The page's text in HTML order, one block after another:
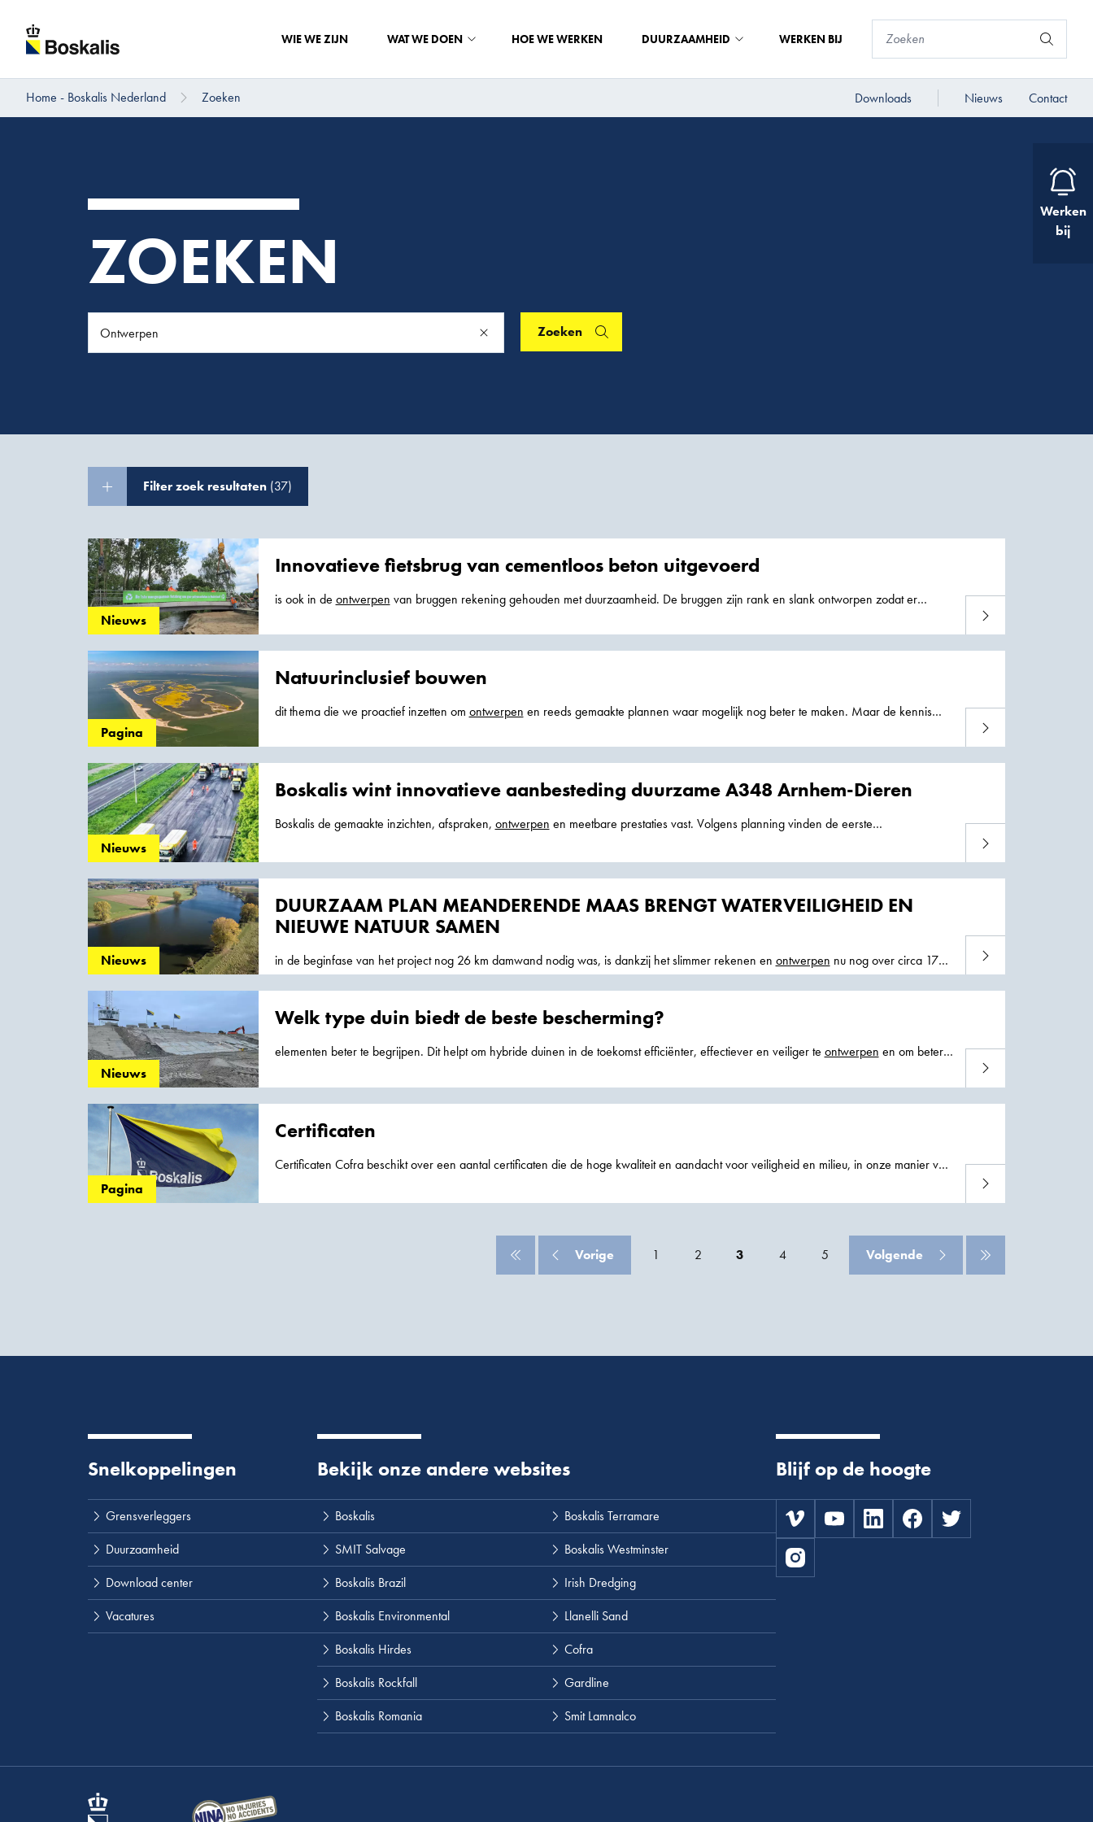
WIE WE ZIJN WAT WE DOEN HOE WE WERKEN DUURZAAMHEID WERKEN BIJ
Home - Boskalis Nederland Zoeken Downloads Nieuws Contact
ZOEKEN
Zoeken
Werken
bij
Filter zoek resultaten (37)
Nieuws
Innovatieve fietsbrug van cementloos beton uitgevoerd
is ook in de ontwerpen van bruggen rekening gehouden met duurzaamheid. De bruggen zijn rank en slank ontworpen zodat er
Lees meer
Pagina
Natuurinclusief bouwen
dit thema die we proactief inzetten om ontwerpen en reeds gemaakte plannen waar mogelijk nog beter te maken. Maar de kennis
Lees meer
Nieuws
Boskalis wint innovatieve aanbesteding duurzame A348 Arnhem-Dieren
Boskalis de gemaakte inzichten, afspraken, ontwerpen en meetbare prestaties vast. Volgens planning vinden de eerste
Lees meer
Nieuws
DUURZAAM PLAN MEANDERENDE MAAS BRENGT WATERVEILIGHEID EN
NIEUWE NATUUR SAMEN
in de beginfase van het project nog 26 km damwand nodig was, is dankzij het slimmer rekenen en ontwerpen nu nog over circa 17
km lengte een damwandscherm
Lees meer
Nieuws
Welk type duin biedt de beste bescherming?
elementen beter te begrijpen. Dit helpt om hybride duinen in de toekomst efficiënter, effectiever en veiliger te ontwerpen en om beter
Lees meer
Pagina
Certificaten
Certificaten Cofra beschikt over een aantal certificaten die de hoge kwaliteit en aandacht voor veiligheid en milieu, in onze manier van
en het leveren en aanbrengen van verticale drains en andere geokunsstoffen. Ons veiligheidsbeleid in de vorm van het NINA
Lees meer
Vorige 1 2 3 4 5 Volgende
Snelkoppelingen
Grensverleggers
Duurzaamheid
Download center
Vacatures
Bekijk onze andere websites
Boskalis
SMIT Salvage
Boskalis Brazil
Boskalis Environmental
Boskalis Hirdes
Boskalis Rockfall
Boskalis Romania
Boskalis Terramare
Boskalis Westminster
Irish Dredging
Llanelli Sand
Cofra
Gardline
Smit Lamnalco
Blijf op de hoogte